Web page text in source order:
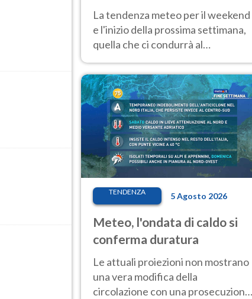
pausa. Ecco dove
La tendenza meteo per il weekend
e l'inizio della prossima settimana,
quella che ci condurrà al
temperature molto elevate
TENDENZA 5 Agosto 2026
Meteo, l'ondata di caldo si
conferma duratura
Le attuali proiezioni non mostrano
una vera modifica della
circolazione con una prosecuzione